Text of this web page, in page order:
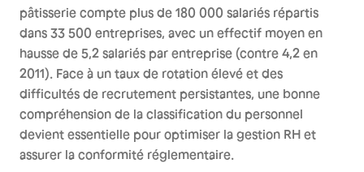
pâtisserie compte plus de 180 000 salariés répartis
dans 33 500 entreprises, avec un effectif moyen en
hausse de 5,2 salariés par entreprise (contre 4,2 en
2011). Face à un taux de rotation élevé et des
difficultés de recrutement persistantes, une bonne
compréhension de la classification du personnel
devient essentielle pour optimiser la gestion RH et
assurer la conformité réglementaire.